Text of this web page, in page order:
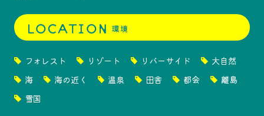
フォレスト リゾート リバーサイド
大自然
海
海の近く 温泉 田舎 都会
離島
雪国